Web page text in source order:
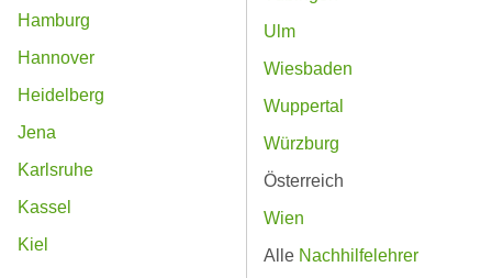
Hamburg
Hannover
Heidelberg
Jena
Karlsruhe
Kassel
Kiel
Ulm
Wiesbaden
Wuppertal
Würzburg
Österreich
Wien
Alle Nachhilfelehrer